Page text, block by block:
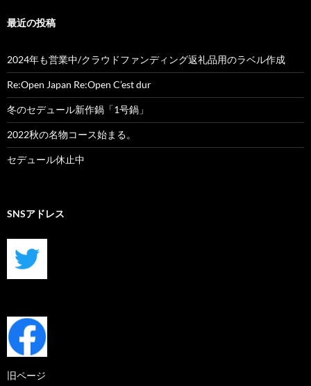
最近の投稿
2024年も営業中/クラウドファンディング返礼品用のラベル作成
Re:Open Japan Re:Open C’est dur
冬のセデュール新作鍋「1号鍋」
2022秋の名物コース始まる。
セデュール休止中
SNSアドレス
旧ページ